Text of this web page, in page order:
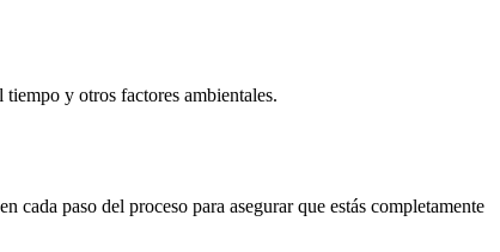
y otros factores ambientales.
cada paso del proceso para asegurar que estás completamente